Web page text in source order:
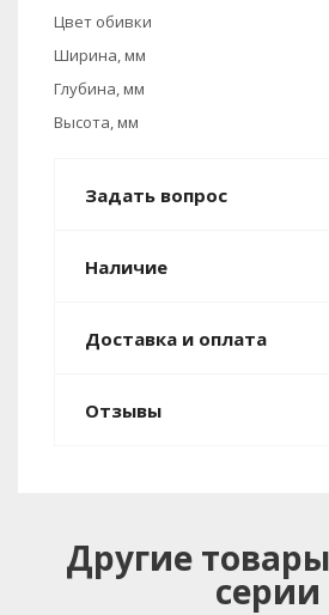
Цвет обивки
Ширина, мм
Глубина, мм
Высота, мм
Задать вопрос
Наличие
Доставка и оплата
Отзывы
Другие
серии